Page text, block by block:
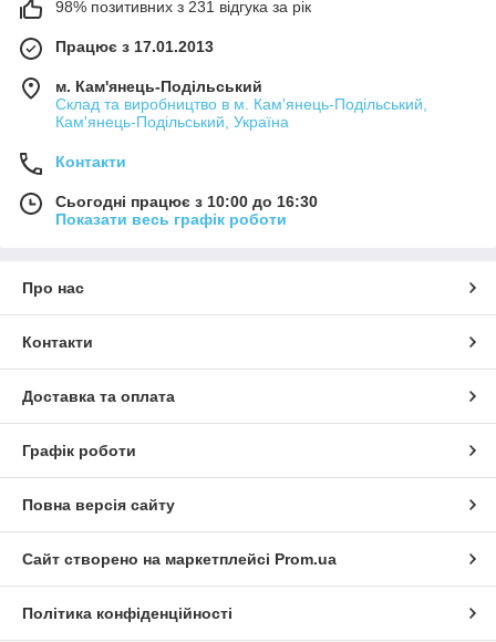
98% позитивних з 231 відгука за рік
Працює з 17.01.2013
м. Кам'янець-Подільський
Склад та виробництво в м. Кам'янець-Подільський,
Кам'янець-Подільський, Україна
Контакти
Сьогодні працює з 10:00 до 16:30
Показати весь графік роботи
Про нас
Контакти
Доставка та оплата
Графік роботи
Повна версія сайту
Сайт створено на маркетплейсі Prom.ua
Політика конфіденційності